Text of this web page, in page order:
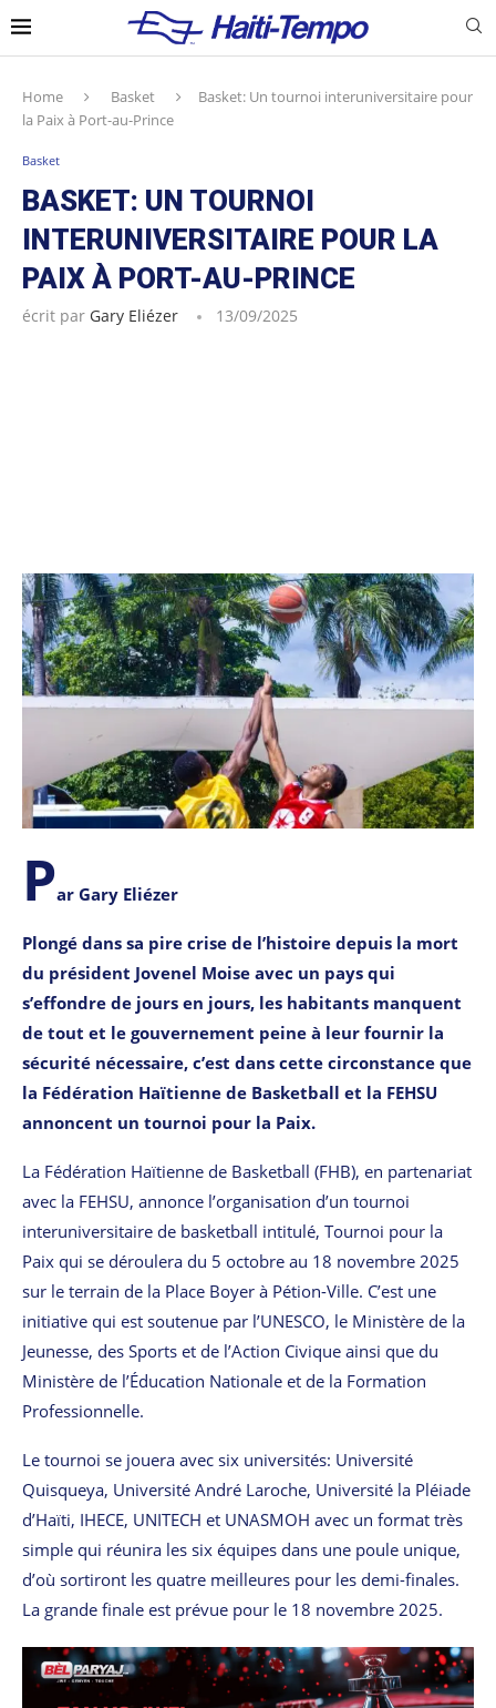
Home Basket
Basket: Un tournoi interuniversitaire pour
la Paix à Port-au-Prince
Basket
BASKET: UN TOURNOI
INTERUNIVERSITAIRE POUR LA
PAIX À PORT-AU-PRINCE
écrit par Gary Eliézer 13/09/2025
Par Gary Eliézer
Plongé dans sa pire crise de l’histoire depuis la mort
du président Jovenel Moise avec un pays qui
s’effondre de jours en jours, les habitants manquent
de tout et le gouvernement peine à leur fournir la
sécurité nécessaire, c’est dans cette circonstance que
la Fédération Haïtienne de Basketball et la FEHSU
annoncent un tournoi pour la Paix.
La Fédération Haïtienne de Basketball (FHB), en partenariat
avec la FEHSU, annonce l’organisation d’un tournoi
interuniversitaire de basketball intitulé, Tournoi pour la
Paix qui se déroulera du 5 octobre au 18 novembre 2025
sur le terrain de la Place Boyer à Pétion-Ville. C’est une
initiative qui est soutenue par l’UNESCO, le Ministère de la
Jeunesse, des Sports et de l’Action Civique ainsi que du
Ministère de l’Éducation Nationale et de la Formation
Professionnelle.
Le tournoi se jouera avec six universités: Université
Quisqueya, Université André Laroche, Université la Pléiade
d’Haïti, IHECE, UNITECH et UNASMOH avec un format très
simple qui réunira les six équipes dans une poule unique,
d’où sortiront les quatre meilleures pour les demi-finales.
La grande finale est prévue pour le 18 novembre 2025.